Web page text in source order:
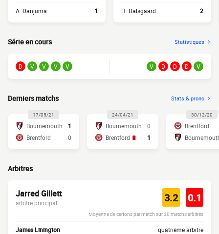
A. Danjuma 1 H. Dalsgaard 2
Série en cours Statistiques
D V V V V V D D D V
Derniers matchs Stats & prono
17/05/21
Bournemouth
1
Brentford
0
24/04/21
Bournemouth
0
Brentford
1
30/12/20
Brentford
Arbitres
Jarred Gillett
arbitre principal 3.2 0.1
Moyenne de cartons par match sur 30 matchs arbitrés
James Linington quatrième arbitre